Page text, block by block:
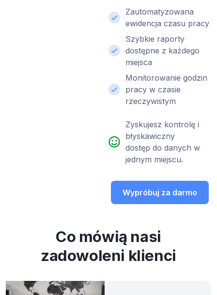
Zautomatyzowana
ewidencja czasu pracy
Szybkie raporty
dostępne z każdego
miejsca
Monitorowanie godzin
pracy w czasie
rzeczywistym
Zyskujesz kontrolę i
błyskawiczny
dostęp do danych w
jednym miejscu.
Wypróbuj za darmo
Co mówią nasi
zadowoleni klienci